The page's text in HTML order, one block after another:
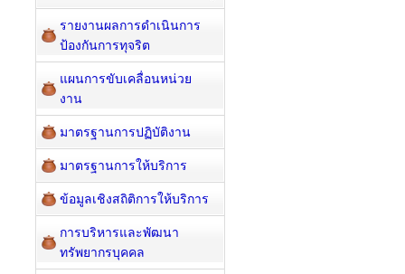
รายงานผลการดำเนินการ
ป้องกันการทุจริต
แผนการขับเคลื่อนหน่วย
งาน
มาตรฐานการปฏิบัติงาน
มาตรฐานการให้บริการ
ข้อมูลเชิงสถิติการให้บริการ
การบริหารและพัฒนา
ทรัพยากรบุคคล